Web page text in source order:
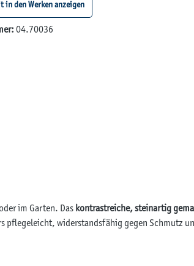
in den Werken anzeigen
04.70036
im Garten. Das kontrastreiche, steinartig
pflegeleicht, widerstandsfähig gegen Schmutz